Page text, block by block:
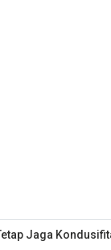
Jaga